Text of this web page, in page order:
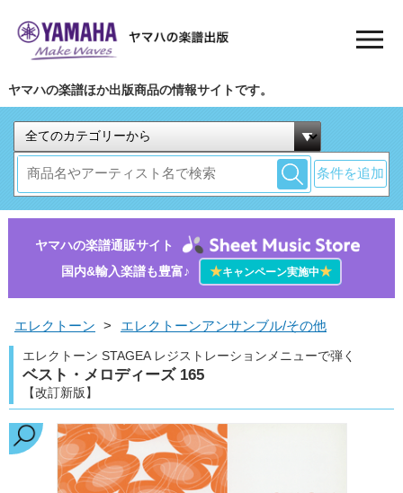
ヤマハの楽譜ほか出版商品の情報サイトです。
条件を追加
ヤマハの楽譜通販サイト
国内&輸入楽譜も豊富♪
★キャンペーン実施中★
エレクトーン > エレクトーンアンサンブル/その他
エレクトーン STAGEA レジストレーションメニューで弾く
ベスト・メロディーズ 165
【改訂新版】